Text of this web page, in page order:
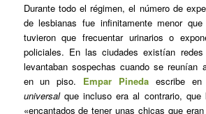
Durante todo el régimen, el número de
de lesbianas fue infinitamente menor
tuvieron que frecuentar urinarios o
policiales. En las ciudades existían
levantaban sospechas cuando se reunían
en un piso. Empar Pineda escribe en
universalque incluso era al contrario, que
«encantados de tener unas chicas que